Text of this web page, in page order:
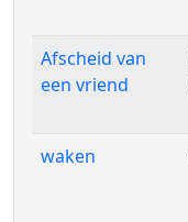
Afscheid van
een vriend
waken